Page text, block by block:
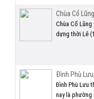
Chùa Cổ
Chùa Cổ
dựng thời Lê
Đình Phù
Đình Phù Lưu
nay là phường